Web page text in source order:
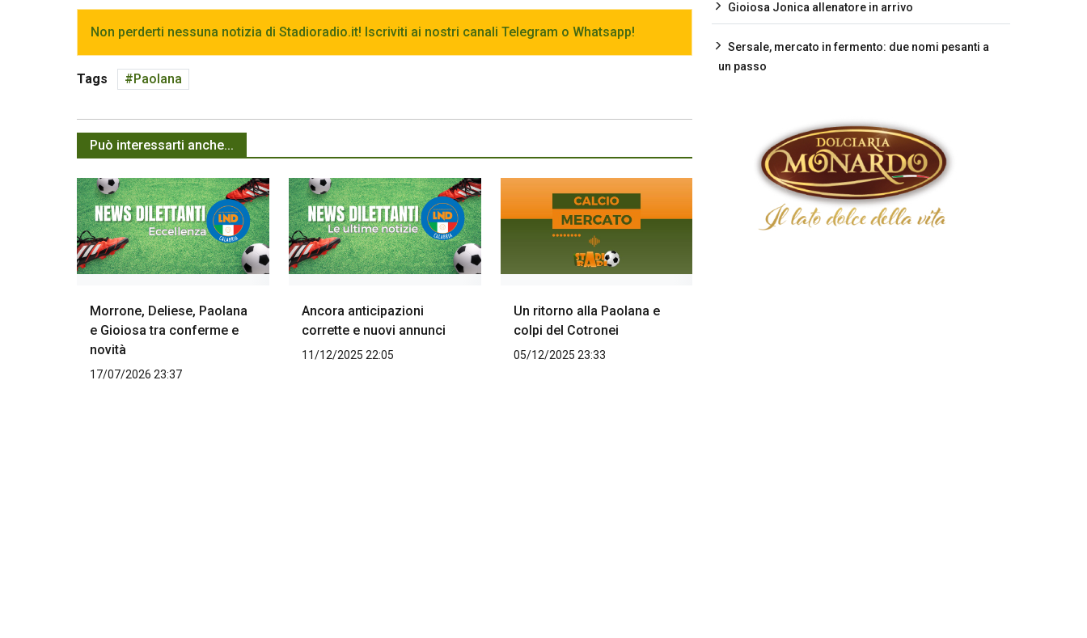
Non perderti nessuna notizia di Stadioradio.it! Iscriviti ai nostri canali Telegram o Whatsapp!
Tags Paolana
Può interessarti anche...
Morrone, Deliese, Paolana
e Gioiosa tra conferme e
novità
17/07/2026 23:37
Ancora anticipazioni
corrette e nuovi annunci
11/12/2025 22:05
Un ritorno alla Paolana e
colpi del Cotronei
05/12/2025 23:33
Gioiosa Jonica allenatore in arrivo
Sersale, mercato in fermento: due nomi pesanti a
un passo